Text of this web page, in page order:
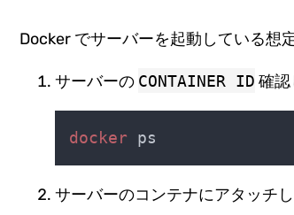
Docker でサーバーを起動している想定
サーバーの CONTAINER ID 確認
docker
サーバーのコンテナにアタッチし